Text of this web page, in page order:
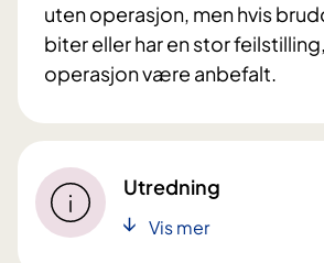
uten operasjon, men hvis
biter eller har en stor
operasjon være anbefalt.
Utredning
Vis mer